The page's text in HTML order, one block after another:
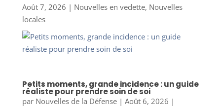
Août 7, 2026 | Nouvelles en vedette, Nouvelles
locales
Petits moments, grande incidence : un guide
réaliste pour prendre soin de soi
par Nouvelles de la Défense| Août 6, 2026 |